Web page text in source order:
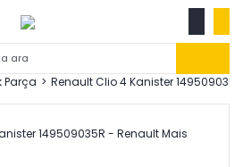
Parça Renault Clio 4 Kanister